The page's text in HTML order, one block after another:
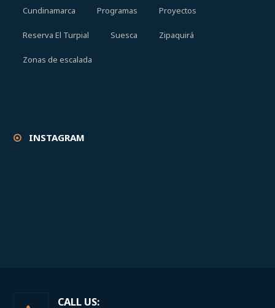
Cundinamarca Programas Proyectos
Reserva El Turpial Suesca Zipaquirá
Zonas de escalada
INSTAGRAM
CALL US: